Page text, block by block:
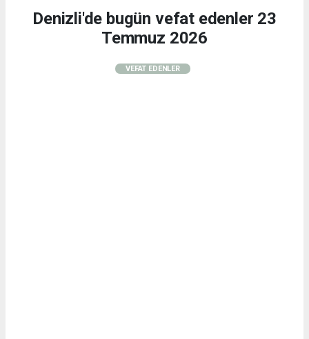
Denizli'de bugün vefat edenler 23
Temmuz 2026
VEFAT EDENLER